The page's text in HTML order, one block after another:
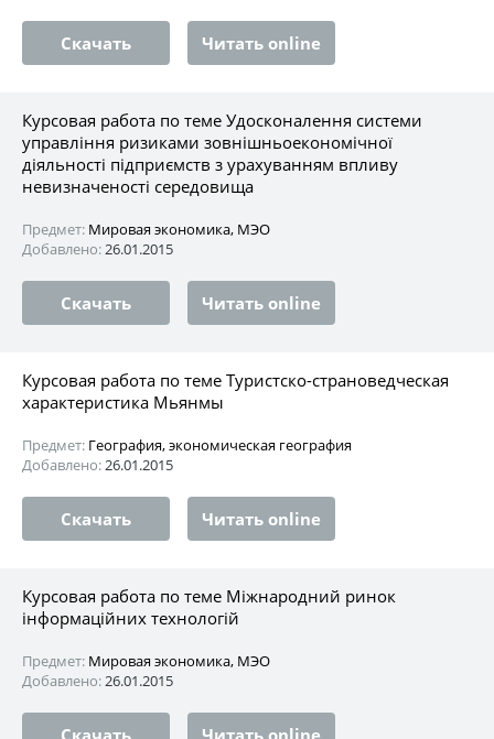
Скачать Читать online
Курсовая работа по теме Удосконалення системи
управління ризиками зовнішньоекономічної
діяльності підприємств з урахуванням впливу
невизначеності середовища
Предмет: Мировая экономика, МЭО
Добавлено:26.01.2015
Скачать Читать online
Курсовая работа по теме Туристско-страноведческая
характеристика Мьянмы
Предмет: География, экономическая география
Добавлено:26.01.2015
Скачать Читать online
Курсовая работа по теме Міжнародний ринок
інформаційних технологій
Предмет: Мировая экономика, МЭО
Добавлено:26.01.2015
Скачать Читать online